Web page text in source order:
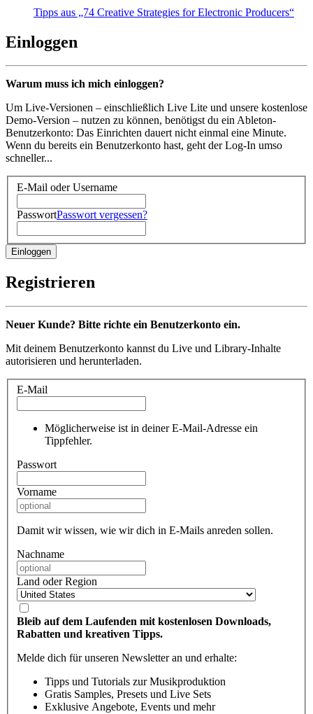
Tipps aus „74 Creative Strategies for Electronic Producers“
Einloggen
Warum muss ich mich einloggen?
Um Live-Versionen – einschließlich Live Lite und unsere kostenlose
Demo-Version – nutzen zu können, benötigst du ein Ableton-
Benutzerkonto: Das Einrichten dauert nicht einmal eine Minute.
Wenn du bereits ein Benutzerkonto hast, geht der Log-In umso
schneller...
E-Mail oder Username
PasswortPasswort vergessen?
Registrieren
Neuer Kunde? Bitte richte ein Benutzerkonto ein.
Mit deinem Benutzerkonto kannst du Live und Library-Inhalte
autorisieren und herunterladen.
E-Mail
Möglicherweise ist in deiner E-Mail-Adresse ein
Tippfehler.
Passwort
Vorname
Damit wir wissen, wie wir dich in E-Mails anreden sollen.
Nachname
Land oder Region
Bleib auf dem Laufenden mit kostenlosen Downloads,
Rabatten und kreativen Tipps.
Melde dich für unseren Newsletter an und erhalte:
Tipps und Tutorials zur Musikproduktion
Gratis Samples, Presets und Live Sets
Exklusive Angebote, Events und mehr